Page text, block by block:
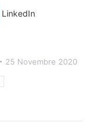
LinkedIn
25 Novembre 2020